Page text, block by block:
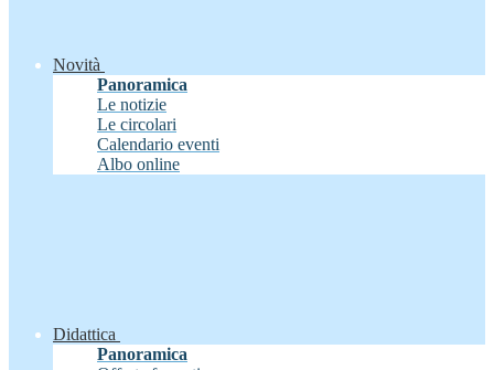
Novità
Panoramica
Le notizie
Le circolari
Calendario eventi
Albo online
Didattica
Panoramica